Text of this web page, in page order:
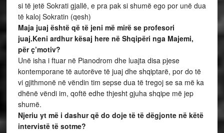
si të jetë Sokrati gjallë, e pra pak si shumë ego por unë dua
të kaloj Sokratin (qesh)
Maja juaj është që të jeni më mirë se profesori
juaj.Keni ardhur kësaj here në Shqipëri nga Majemi,
për ç’motiv?
Unë isha i ftuar në Pianodrom dhe luajta disa pjese
kontemporane të autorëve të juaj dhe shqiptarë, por do të
vi gjithmonë në vëndin tim sepse dua të tregoj se sa më ka
dhënë vëndi im, qoftë edhe thjesht gjuha shqipe më jep
shumë.
Njeriu yt më i dashur që do doje të të dëgjonte në këtë
intervistë të sotme?